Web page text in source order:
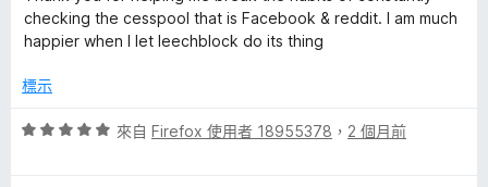
滿
分
分
5
分
滿
5
checking the cesspool that is Facebook & reddit. I am much
happier when I let leechblock do its thing
標示
評
來自 Firefox 使用者 18955378 ， 2 個月前